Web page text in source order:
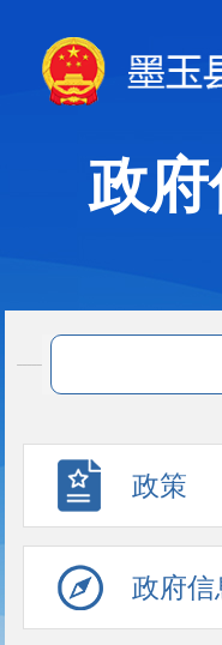
政
政策
政府信